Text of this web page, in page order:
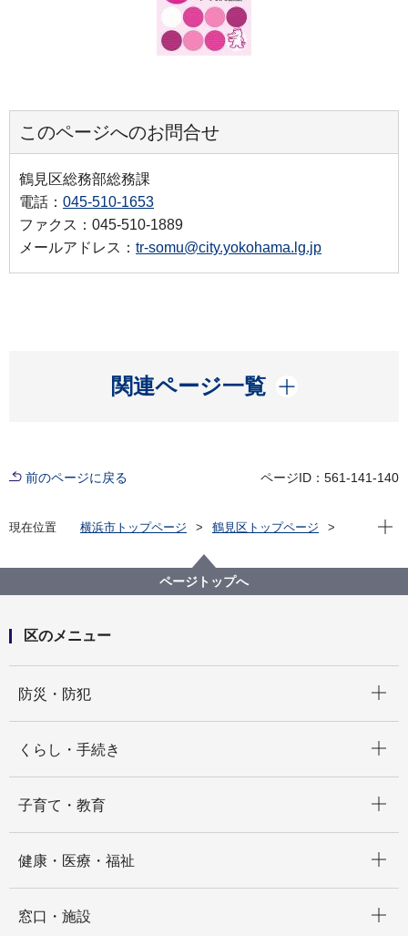
このページへのお問合せ
鶴見区総務部総務課
電話： 045-510-1653
ファクス：045-510-1889
メールアドレス： tr-somu@city.yokohama.lg.jp
関連ページ一覧
開く
前のページに戻る ページID：561-141-140
現在位置 横浜市トップページ
鶴見区トップページ
発見つるみ！～データで見る鶴見区～バックナンバー
平成25年度版 発見つるみ！～データでみる鶴見区～
現在
ページトップへ
区のメニュー
防災・防犯
くらし・手続き
子育て・教育
健康・医療・福祉
窓口・施設